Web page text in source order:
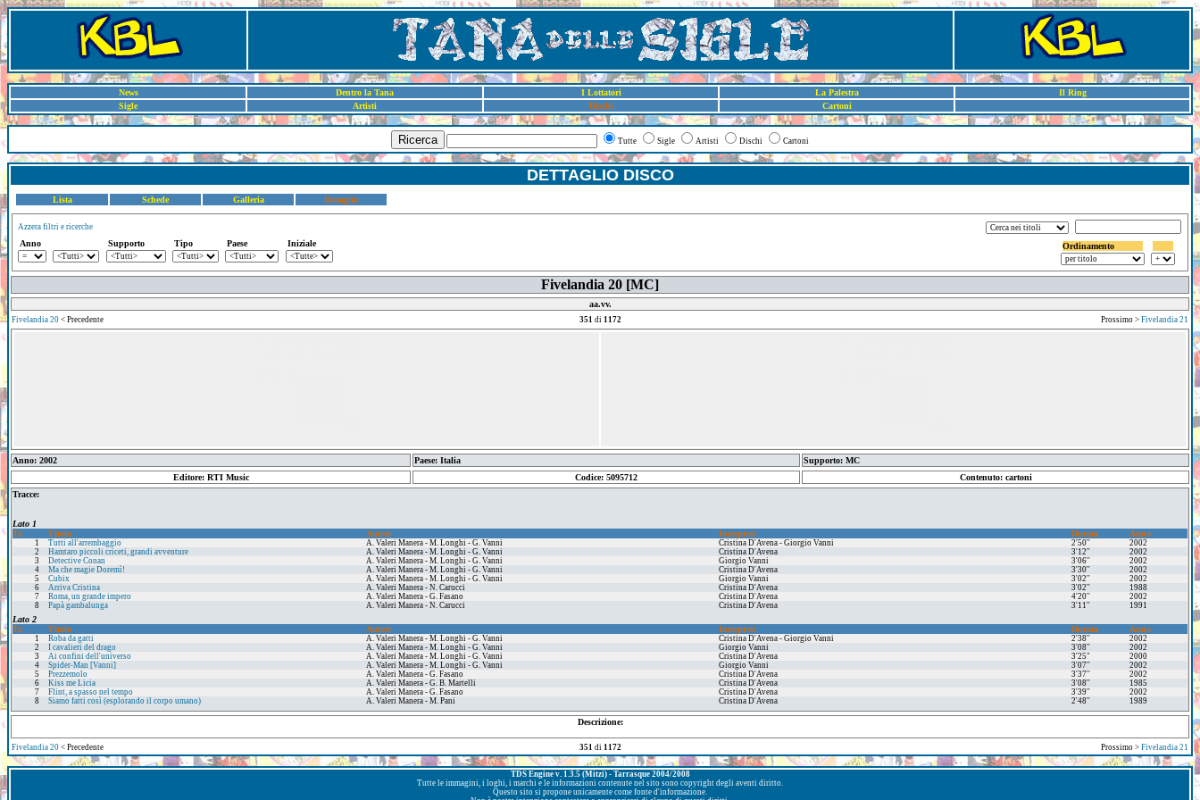
News Dentro la Tana I Lottatori La Palestra
Il Ring
Sigle
Artisti Dischi Cartoni
Ricerca Tutte Sigle Artisti Dischi Cartoni
DETTAGLIO DISCO
Lista Schede Galleria Dettaglio
Azzera filtri e ricerche
Anno Supporto Tipo Paese Iniziale Ordinamento
Fivelandia 20 [MC]
aa.vv.
Fivelandia 20 < Precedente 351 di 1172 Prossimo > Fivelandia 21
Anno: 2002 Paese: Italia
Supporto: MC
Editore: RTI Music
Codice: 5095712
Contenuto: cartoni
Tracce:
Lato 1
Tr.
Titolo Autori Interpreti Durata Anno
1 Tutti all'arrembaggio A. Valeri Manera - M. Longhi - G. Vanni Cristina D'Avena - Giorgio Vanni 2'50''
2002
2
Hamtaro piccoli criceti, grandi avventure A. Valeri Manera - M. Longhi - G. Vanni Cristina D'Avena 3'12''
2002
3
Detective Conan A. Valeri Manera - M. Longhi - G. Vanni Giorgio Vanni 3'06''
2002
4
Ma che magie Doremì! A. Valeri Manera - M. Longhi - G. Vanni Cristina D'Avena 3'30''
2002
5
Cubix A. Valeri Manera - M. Longhi - G. Vanni Giorgio Vanni 3'02''
2002
6
Arriva Cristina A. Valeri Manera - N. Carucci Cristina D'Avena 3'02''
1988
7
Roma, un grande impero A. Valeri Manera - G. Fasano Cristina D'Avena 4'20''
2002
8
Papà gambalunga A. Valeri Manera - N. Carucci Cristina D'Avena 3'11'' 1991
Lato 2
Tr.
Titolo Autori Interpreti Durata Anno
1 Roba da gatti A. Valeri Manera - M. Longhi - G. Vanni Cristina D'Avena - Giorgio Vanni 2'38''
2002
2
I cavalieri del drago A. Valeri Manera - M. Longhi - G. Vanni Giorgio Vanni 3'08''
2002
3
Ai confini dell'universo A. Valeri Manera - M. Longhi - G. Vanni Cristina D'Avena 3'25"
2000
4
Spider-Man [Vanni] A. Valeri Manera - M. Longhi - G. Vanni Giorgio Vanni 3'07''
2002
5
Prezzemolo A. Valeri Manera - G. Fasano Cristina D'Avena 3'37''
2002
6
Kiss me Licia A. Valeri Manera - G. B. Martelli Cristina D'Avena 3'08''
1985
7
Flint, a spasso nel tempo A. Valeri Manera - G. Fasano Cristina D'Avena 3'39''
2002
8
Siamo fatti così (esplorando il corpo umano) A. Valeri Manera - M. Pani Cristina D'Avena 2'48'' 1989
Descrizione:
Fivelandia 20 < Precedente 351 di 1172 Prossimo > Fivelandia 21
TDS Engine v. 1.3.5 (Mitzi) - Tarrasque 2004/2008
Tutte le immagini, i loghi, i marchi e le informazioni contenute nel sito sono copyright degli aventi diritto.
Questo sito si propone unicamente come fonte d'informazione.